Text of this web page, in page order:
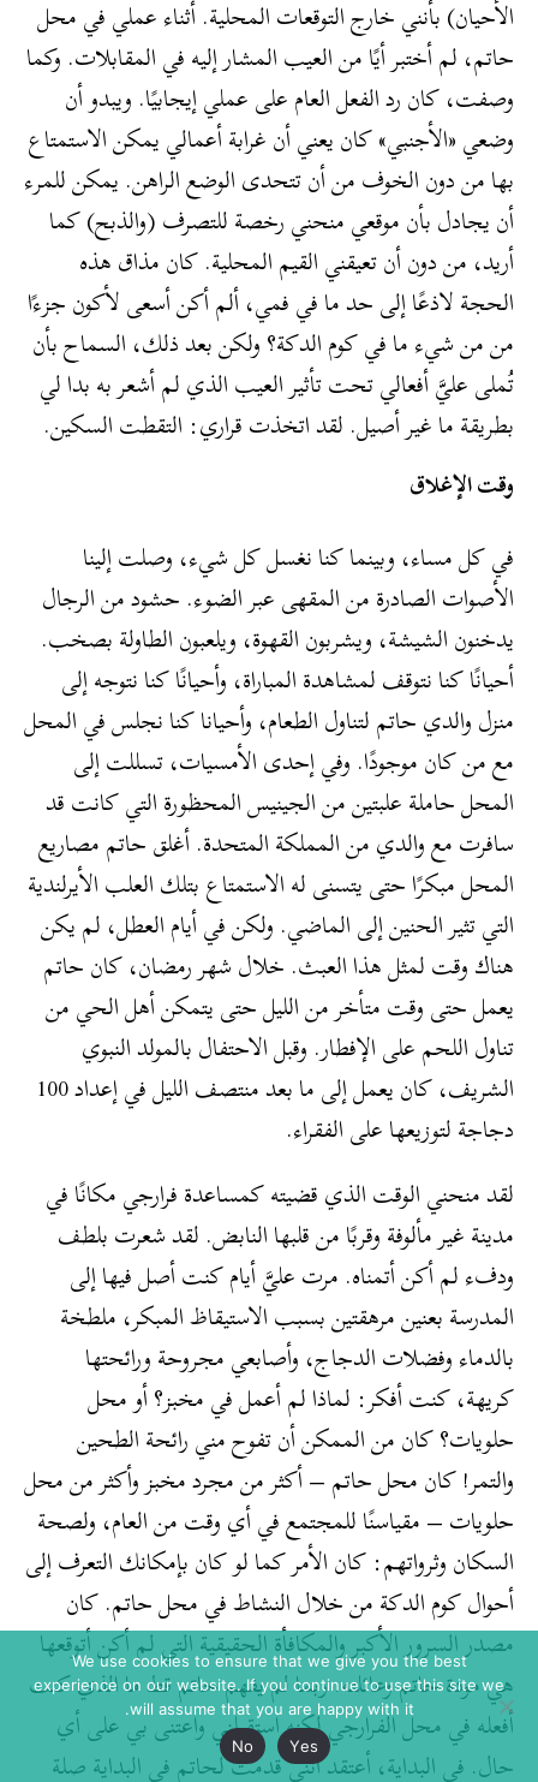
الأحيان) بأنني خارج التوقعات المحلية. أثناء عملي في محل
حاتم، لم أختبر أيًا من العيب المشار إليه في المقابلات. وكما
وصفت، كان رد الفعل العام على عملي إيجابيًا. ويبدو أن
وضعي «الأجنبي» كان يعني أن غرابة أعمالي يمكن الاستمتاع
بها من دون الخوف من أن تتحدى الوضع الراهن. يمكن للمرء
أن يجادل بأن موقعي منحني رخصة للتصرف (والذبح) كما
أريد، من دون أن تعيقني القيم المحلية. كان مذاق هذه
الحجة لاذعًا إلى حد ما في فمي، ألم أكن أسعى لأكون جزءًا
من من شيء ما في كوم الدكة؟ ولكن بعد ذلك، السماح بأن
تُملى عليَّ أفعالي تحت تأثير العيب الذي لم أشعر به بدا لي
بطريقة ما غير أصيل. لقد اتخذت قراري: التقطت السكين.
وقت الإغلاق
في كل مساء، وبينما كنا نغسل كل شيء، وصلت إلينا
الأصوات الصادرة من المقهى عبر الضوء. حشود من الرجال
يدخنون الشيشة، ويشربون القهوة، ويلعبون الطاولة بصخب.
أحيانًا كنا نتوقف لمشاهدة المباراة، وأحيانًا كنا نتوجه إلى
منزل والدي حاتم لتناول الطعام، وأحيانا كنا نجلس في المحل
مع من كان موجودًا. وفي إحدى الأمسيات، تسللت إلى
المحل حاملة علبتين من الجينيس المحظورة التي كانت قد
سافرت مع والدي من المملكة المتحدة. أغلق حاتم مصاريع
المحل مبكرًا حتى يتسنى له الاستمتاع بتلك العلب الأيرلندية
التي تثير الحنين إلى الماضي. ولكن في أيام العطل، لم يكن
هناك وقت لمثل هذا العبث. خلال شهر رمضان، كان حاتم
يعمل حتى وقت متأخر من الليل حتى يتمكن أهل الحي من
تناول اللحم على الإفطار. وقبل الاحتفال بالمولد النبوي
الشريف، كان يعمل إلى ما بعد منتصف الليل في إعداد 100
دجاجة لتوزيعها على الفقراء.
لقد منحني الوقت الذي قضيته كمساعدة فرارجي مكانًا في
مدينة غير مألوفة وقربًا من قلبها النابض. لقد شعرت بلطف
ودفء لم أكن أتمناه. مرت عليَّ أيام كنت أصل فيها إلى
المدرسة بعنين مرهقتين بسبب الاستيقاظ المبكر، ملطخة
بالدماء وفضلات الدجاج، وأصابعي مجروحة ورائحتها
كريهة، كنت أفكر: لماذا لم أعمل في مخبز؟ أو محل
حلويات؟ كان من الممكن أن تفوح مني رائحة الطحين
والتمر! كان محل حاتم – أكثر من مجرد مخبز وأكثر من محل
حلويات – مقياسنًا للمجتمع في أي وقت من العام، ولصحة
السكان وثرواتهم: كان الأمر كما لو كان بإمكانك التعرف إلى
أحوال كوم الدكة من خلال النشاط في محل حاتم. كان
مصدر السرور الأكبر والمكافأة الحقيقية التي لم أكن أتوقعها
هي مودة حاتم وعائلته. ربما لم يفهم حاتم قط ما الذي كنت
أفعله في محل الفرارجي لكنه استقبلني واعتنى بي على أي
حال. في البداية، أعتقد أنني قدمت لحاتم في البداية صلة
We use cookies to ensure that we give you the best
experience on our website. If you continue to use this site we
will assume that you are happy with it.
Yes
No